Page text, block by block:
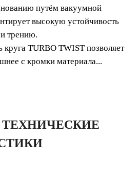
путём вакуумной
высокую устойчивость
и трению.
круга TURBO TWIST позволяет
с кромки материала...